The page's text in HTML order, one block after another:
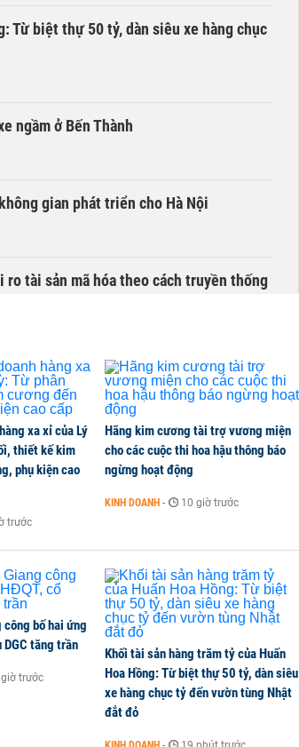
Từ biệt thự 50 tỷ, dàn siêu xe hàng chục
ngầm ở Bến Thành
gian phát triển cho Hà Nội
tài sản mã hóa theo cách truyền thống
xa xỉ của Lý
thiết kế kim
phụ kiện cao
trước
Hãng kim cương tài trợ vương miện
cho các cuộc thi hoa hậu thông báo
ngừng hoạt động
KINH DOANH - 10 giờ trước
bố hai ứng
DGC tăng trần
trước
Khối tài sản hàng trăm tỷ của Huấn
Hoa Hồng: Từ biệt thự 50 tỷ, dàn siêu
xe hàng chục tỷ đến vườn tùng Nhật
đắt đỏ